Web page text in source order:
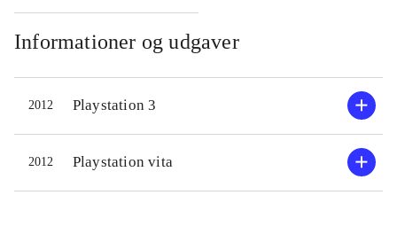
Informationer og udgaver
2012 Playstation 3
2012 Playstation vita